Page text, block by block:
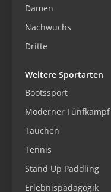
Damen
Nachwuchs
Dritte
Weitere Sportarten
Bootssport
Moderner Fünfkampf
Tauchen
Tennis
Stand Up Paddling
Erlebnispädagogik